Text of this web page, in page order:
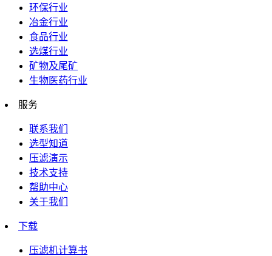
环保行业
冶金行业
食品行业
选煤行业
矿物及尾矿
生物医药行业
服务
联系我们
选型知道
压滤演示
技术支持
帮助中心
关于我们
下载
压滤机计算书